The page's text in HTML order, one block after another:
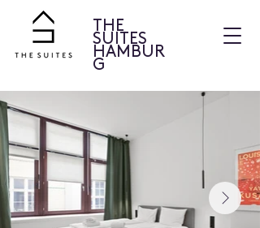
THE
SUITES
HAMBUR
G